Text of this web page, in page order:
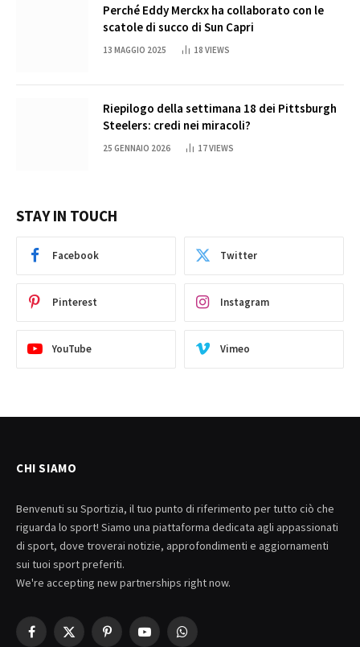
Perché Eddy Merckx ha collaborato con le
scatole di succo di Sun Capri
13 MAGGIO 2025 18 VIEWS
Riepilogo della settimana 18 dei Pittsburgh
Steelers: credi nei miracoli?
25 GENNAIO 2026 17VIEWS
STAY IN TOUCH
Facebook Twitter
Pinterest Instagram
YouTube Vimeo
CHI SIAMO
Benvenuti su Sportizia, il tuo punto di riferimento per tutto ciò che
riguarda lo sport! Siamo una piattaforma dedicata agli appassionati
di sport, dove troverai notizie, approfondimenti e aggiornamenti
sui tuoi sport preferiti.
We're accepting new partnerships right now.
Facebook
X
PinterestYouTubeWhatsApp